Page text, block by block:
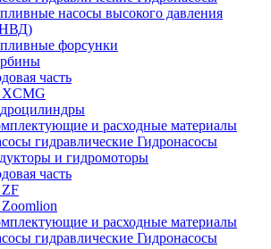
насосы высокого давления
форсунки
часть
XCMG
и расходные материалы
гидравлические Гидронасосы
и гидромоторы
часть
ZF
и расходные материалы
гидравлические Гидронасосы